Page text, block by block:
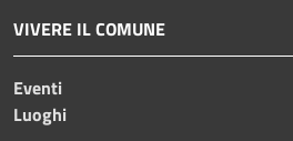
VIVERE IL COMUNE
Eventi
Luoghi